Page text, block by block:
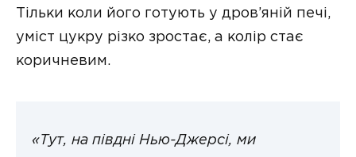
Тільки коли його готують у дров’яній печі,
уміст цукру різко зростає, а колір стає
коричневим.
«Тут, на півдні Нью-Джерсі, ми